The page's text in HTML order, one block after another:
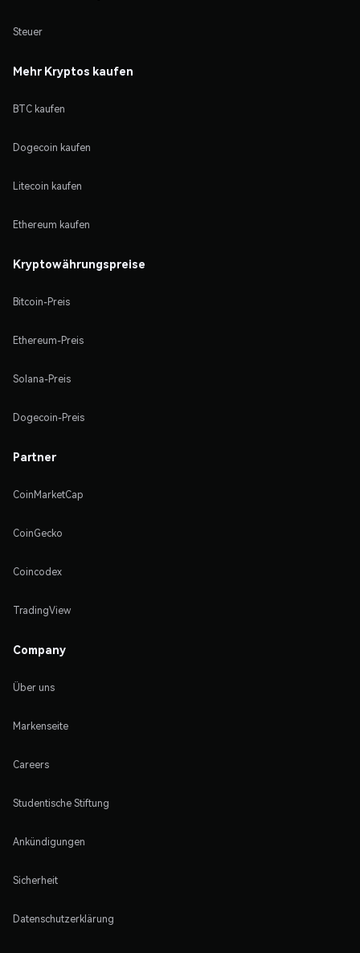
Steuer
Mehr Kryptos kaufen
BTC kaufen
Dogecoin kaufen
Litecoin kaufen
Ethereum kaufen
Kryptowährungspreise
Bitcoin-Preis
Ethereum-Preis
Solana-Preis
Dogecoin-Preis
Partner
CoinMarketCap
CoinGecko
Coincodex
TradingView
Company
Über uns
Markenseite
Careers
Studentische Stiftung
Ankündigungen
Sicherheit
Datenschutzerklärung